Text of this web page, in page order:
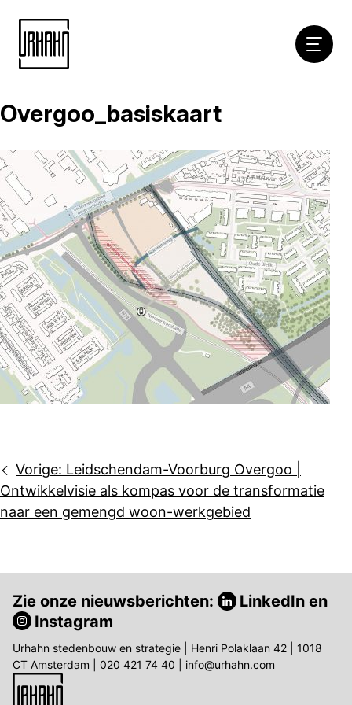
Naar
Overgoo_basiskaart
Bericht
navigatie
Vorige: Leidschendam-Voorburg Overgoo |
Ontwikkelvisie als kompas voor de transformatie
naar een gemengd woon-werkgebied
Zie onze nieuwsberichten: LinkedIn en
Instagram
Urhahn stedenbouw en strategie | Henri Polaklaan 42 | 1018
CT Amsterdam | 020 421 74 40 info@urhahn.com